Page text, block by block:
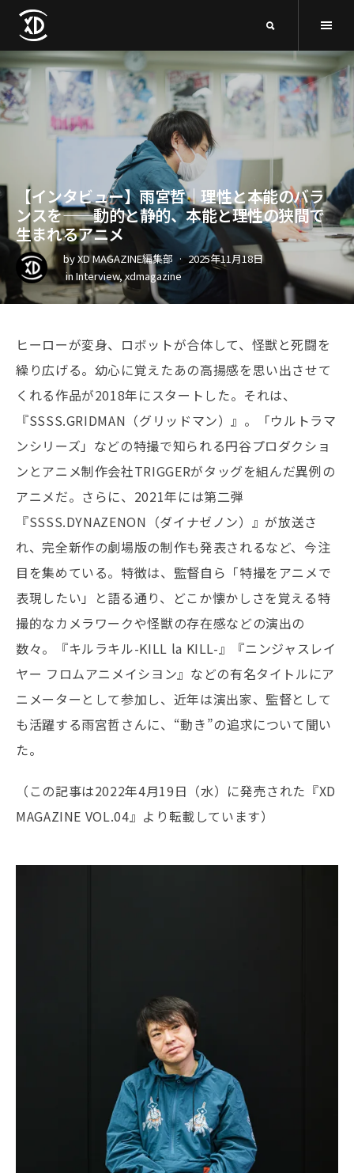
【インタビュー】雨宮哲｜理性と本能のバラ
ンスを——動的と静的、本能と理性の狭間で
生まれるアニメ
byXD MAGAZINE編集部
2025年11月18日
in Interview,xdmagazine
ヒーローが変身、ロボットが合体して、怪獣と死闘を
繰り広げる。幼心に覚えたあの高揚感を思い出させて
くれる作品が2018年にスタートした。それは、
『SSSS.GRIDMAN（グリッドマン）』。「ウルトラマ
ンシリーズ」などの特撮で知られる円谷プロダクショ
ンとアニメ制作会社TRIGGERがタッグを組んだ異例の
アニメだ。さらに、2021年には第二弾
『SSSS.DYNAZENON（ダイナゼノン）』が放送さ
れ、完全新作の劇場版の制作も発表されるなど、今注
目を集めている。特徴は、監督自ら「特撮をアニメで
表現したい」と語る通り、どこか懐かしさを覚える特
撮的なカメラワークや怪獣の存在感などの演出の
数々。『キルラキル-KILL la KILL-』『ニンジャスレイ
ヤー フロムアニメイシヨン』などの有名タイトルにア
ニメーターとして参加し、近年は演出家、監督として
も活躍する雨宮哲さんに、“動き”の追求について聞い
た。
（この記事は2022年4月19日（水）に発売された『XD
MAGAZINE VOL.04』より転載しています）